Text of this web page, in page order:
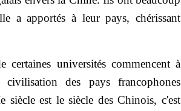
a apportés à leur pays, chérissant
certaines universités commencent à
des pays francophones
est le siècle des Chinois, c'est